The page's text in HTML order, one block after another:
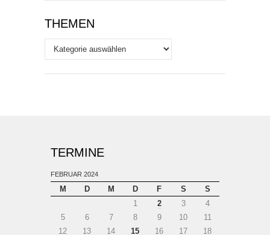
THEMEN
Themen
TERMINE
FEBRUAR 2024
M D M D F S
S
1
2 3
4
5
6 7 8 9 10
11
12
13 14 15 16 17 18